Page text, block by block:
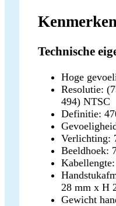
Technische
Hoge
Resolutie:
494) NTSC
Definitie:
Verlichting:
Beeldhoek:
28 mm x H
Gewicht